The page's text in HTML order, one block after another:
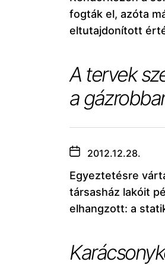
fogták el, azóta
eltutajdonított
A tervek
a
2012.12.28.
Egyeztetésre
társasház lakóit
elhangzott: a